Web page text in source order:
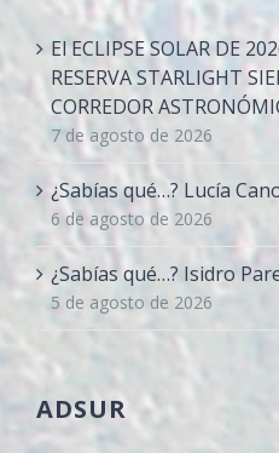
El ECLIPSE SOLAR DE
RESERVA STARLIGHT
CORREDOR
7 de agosto de 2026
¿Sabías qué…? Lucía
6 de agosto de 2026
¿Sabías qué…? Isidro
5 de agosto de 2026
ADSUR